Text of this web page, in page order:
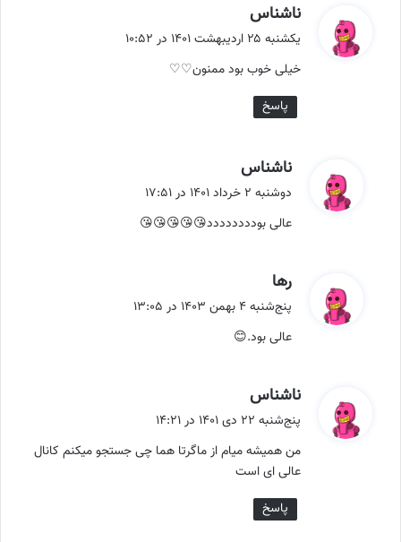
ناشناس
ف
:
یکشنبه ۲۵ اردیبهشت ۱۴۰۱ در ۱۰:۵۲
خیلی خوب بود ممنون♡♡
پاسخ
ناشناس
ف
:
دوشنبه ۲ خرداد ۱۴۰۱ در ۱۷:۵۱
عالی بودددددددد😘😘😘😘😘
رها
ف
:
پنج‌شنبه ۴ بهمن ۱۴۰۳ در ۱۳:۰۵
عالی بود.😊
ناشناس
ف
:
پنج‌شنبه ۲۲ دی ۱۴۰۱ در ۱۴:۲۱
من همیشه میام از ماگرتا هما چی جستجو میکنم کانال
عالی ای است
پاسخ